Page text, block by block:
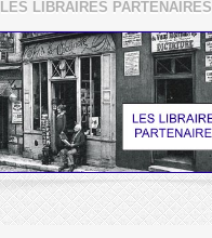
LES LIBRAIRES PARTENAIRES